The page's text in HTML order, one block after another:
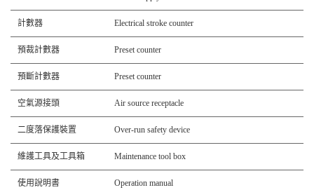
計數器 Electrical stroke counter
預裁計數器 Preset counter
預斷計數器 Preset counter
空氣源接頭 Air source receptacle
二度落保護裝置 Over-run safety device
維護工具及工具箱 Maintenance tool box
使用說明書 Operation manual